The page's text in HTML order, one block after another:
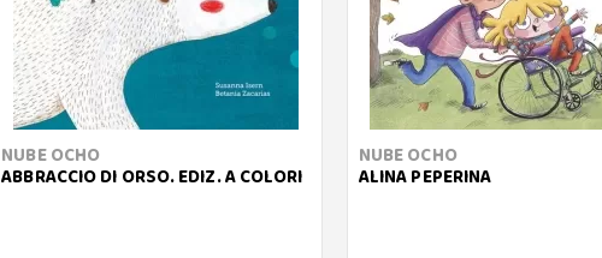
NUBE OCHO
ABBRACCIO DI ORSO. EDIZ. A COLORI
NUBE OCHO
ALINA PEPERINA